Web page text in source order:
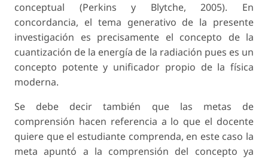
conceptual (Perkins y Blytche, 2005). En
concordancia, el tema generativo de la presente
investigación es precisamente el concepto de la
cuantización de la energía de la radiación pues es un
concepto potente y unificador propio de la física
moderna.
Se debe decir también que las metas de
comprensión hacen referencia a lo que el docente
quiere que el estudiante comprenda, en este caso la
meta apuntó a la comprensión del concepto ya